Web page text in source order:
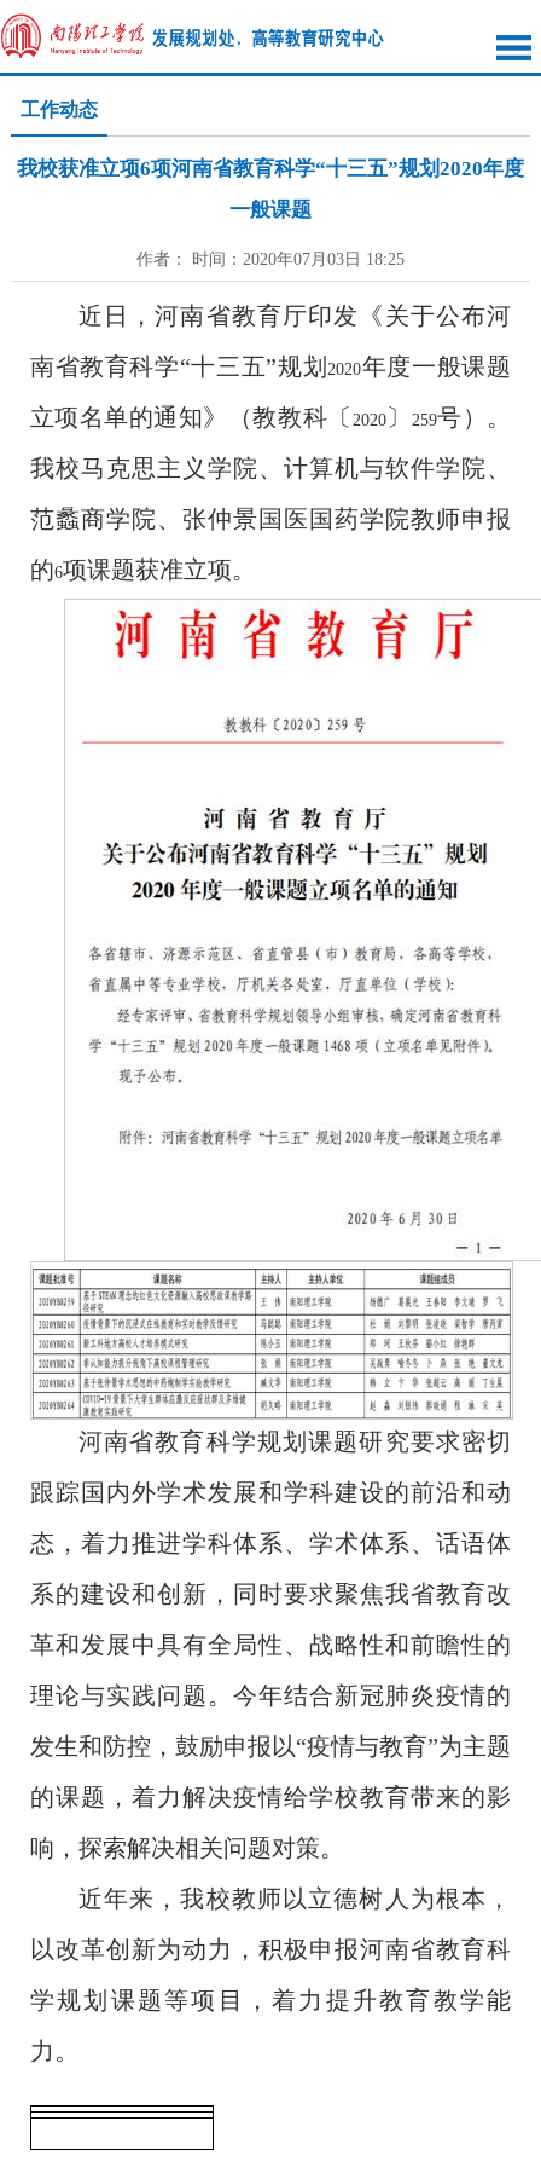
工作动态
我校获准立项6项河南省教育科学“十三五”规划2020年度
一般课题
作者： 时间：2020年07月03日 18:25
近日，河南省教育厅印发《关于公布河
南省教育科学“十三五”规划 2020年度一般课题
立项名单的通知》（教教科〔 2020〕 259号）。
我校马克思主义学院、计算机与软件学院、
范蠡商学院、张仲景国医国药学院教师申报
的6项课题获准立项。
河南省教育科学规划课题研究要求密切
跟踪国内外学术发展和学科建设的前沿和动
态，着力推进学科体系、学术体系、话语体
系的建设和创新，同时要求聚焦我省教育改
革和发展中具有全局性、战略性和前瞻性的
理论与实践问题。今年结合新冠肺炎疫情的
发生和防控，鼓励申报以“疫情与教育”为主题
的课题，着力解决疫情给学校教育带来的影
响，探索解决相关问题对策。
近年来，我校教师以立德树人为根本，
以改革创新为动力，积极申报河南省教育科
学规划课题等项目，着力提升教育教学能
力 。